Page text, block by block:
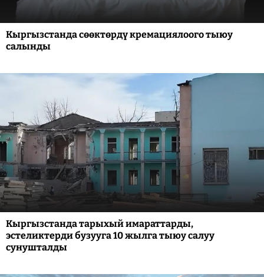
Кыргызстанда сөөктөрдү кремациялоого тыюу
салынды
Кыргызстанда тарыхый имараттарды,
эстеликтерди бузууга 10 жылга тыюу салуу
сунушталды